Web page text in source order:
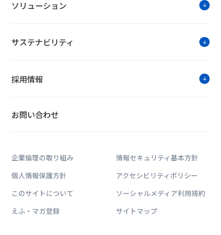
ソリューション
サステナビリティ
採用情報
お問い合わせ
企業倫理の取り組み
情報セキュリティ基本方針
個人情報保護方針
アクセシビリティポリシー
このサイトについて
ソーシャルメディア利用規約
えふ・マガ登録
サイトマップ